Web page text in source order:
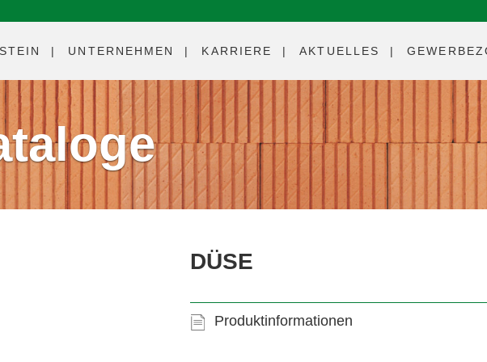
UNTERNEHMEN KARRIERE AKTUELLES
DÜSE
Produktinformationen